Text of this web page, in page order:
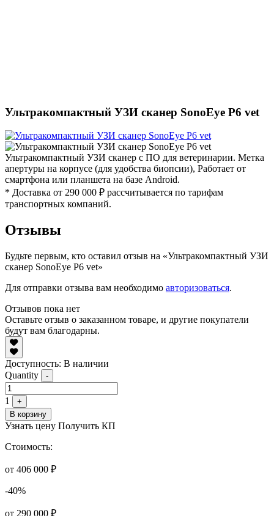
Ультракомпактный УЗИ сканер SonoEye P6 vet
Ультракомпактный УЗИ сканер с ПО для ветеринарии. Метка
апертуры на корпусе (для удобства биопсии), Работает от
смартфона или планшета на базе Android.
* Доставка от 290 000 ₽ рассчитывается по тарифам
транспортных компаний.
Отзывы
Будьте первым, кто оставил отзыв на «Ультракомпактный УЗИ
сканер SonoEye P6 vet»
Для отправки отзыва вам необходимо авторизоваться.
Отзывов пока нет
Оставьте отзыв о заказанном товаре, и другие покупатели
будут вам благодарны.
Доступность: В наличии
Quantity
-
1
+
В корзину
Узнать цену Получить КП
Стоимость:
от 406 000 ₽
-40%
от 290 000 ₽